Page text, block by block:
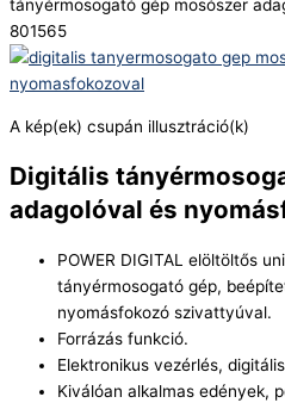
tányérmosogató gép mosószer
801565
A kép(ek) csupán illusztráció(k)
Digitális
adagolóval és
POWER DIGITAL elöltöltős
tányérmosogató gép,
nyomásfokozó szivattyúval.
Forrázás funkció.
Elektronikus vezérlés,
Kiválóan alkalmas edények,